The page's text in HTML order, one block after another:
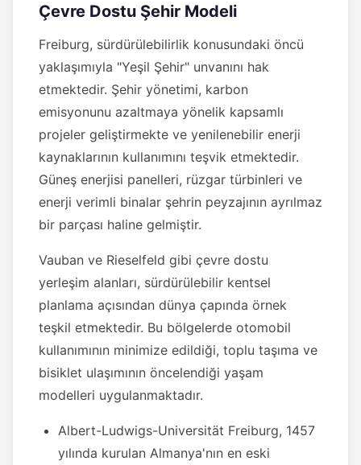
Çevre Dostu Şehir Modeli
Freiburg, sürdürülebilirlik konusundaki öncü
yaklaşımıyla "Yeşil Şehir" unvanını hak
etmektedir. Şehir yönetimi, karbon
emisyonunu azaltmaya yönelik kapsamlı
projeler geliştirmekte ve yenilenebilir enerji
kaynaklarının kullanımını teşvik etmektedir.
Güneş enerjisi panelleri, rüzgar türbinleri ve
enerji verimli binalar şehrin peyzajının ayrılmaz
bir parçası haline gelmiştir.
Vauban ve Rieselfeld gibi çevre dostu
yerleşim alanları, sürdürülebilir kentsel
planlama açısından dünya çapında örnek
teşkil etmektedir. Bu bölgelerde otomobil
kullanımının minimize edildiği, toplu taşıma ve
bisiklet ulaşımının öncelendiği yaşam
modelleri uygulanmaktadır.
Albert-Ludwigs-Universität Freiburg, 1457
yılında kurulan Almanya'nın en eski